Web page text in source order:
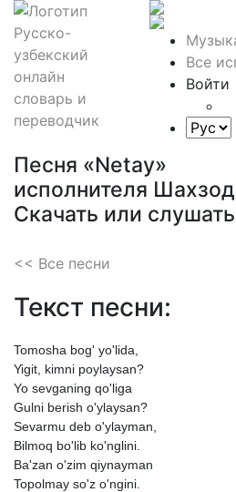
Все
Войти
Песня «Netay»
исполнителя
Скачать или
<< Все песни
Текст песни:
Tomosha bog' yo'lida,
Yigit, kimni poylaysan?
Yo sevganing qo'liga
Gulni berish o'ylaysan?
Sevarmu deb o'ylayman,
Bilmoq bo'lib ko'nglini.
Ba'zan o'zim qiynayman
Topolmay so'z o'ngini.